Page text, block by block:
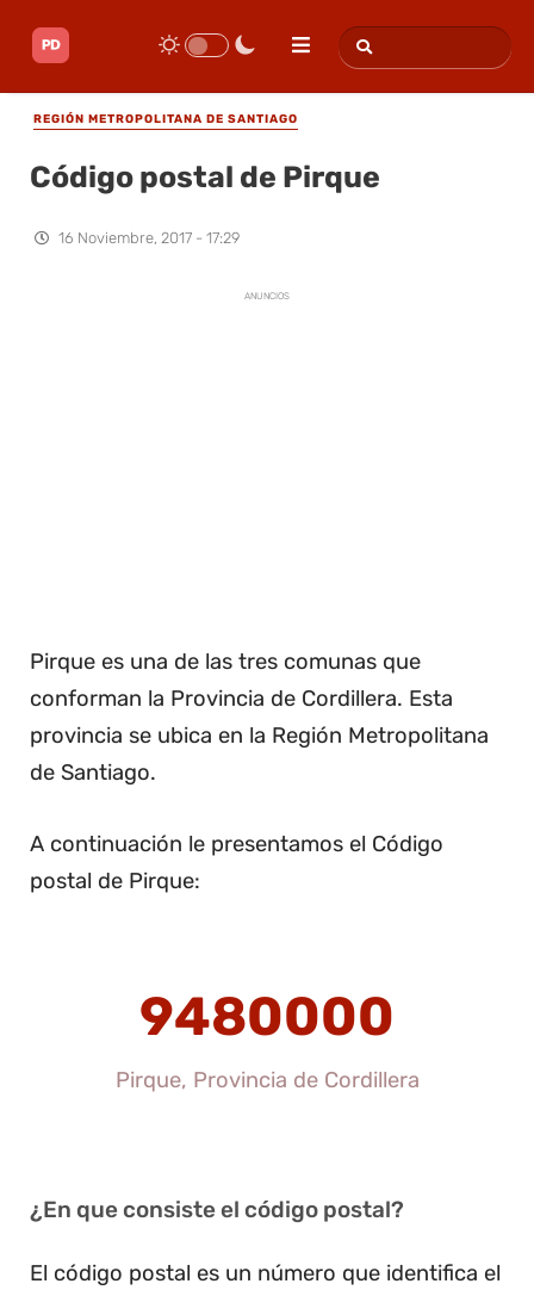
REGIÓN METROPOLITANA DE SANTIAGO
Código postal de Pirque
16 Noviembre, 2017 - 17:29
ANUNCIOS
Pirque es una de las tres comunas que
conforman la Provincia de Cordillera. Esta
provincia se ubica en la Región Metropolitana
de Santiago.
A continuación le presentamos el Código
postal de Pirque:
9480000
Pirque, Provincia de Cordillera
¿En que consiste el código postal?
El código postal es un número que identifica el